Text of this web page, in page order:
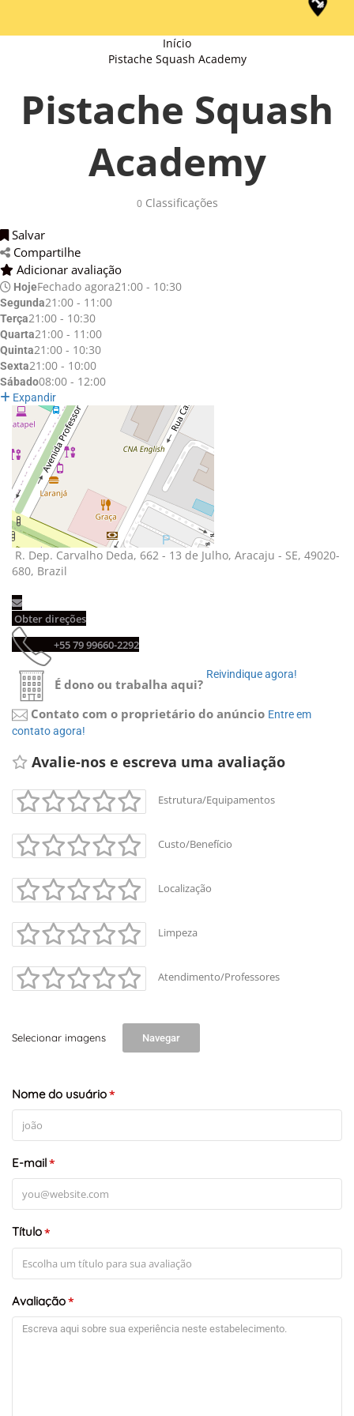
Início
Pistache Squash Academy
Pistache Squash
Academy
0Classificações
Salvar
Compartilhe
Adicionar avaliação
HojeFechado agora21:00 - 10:30
Segunda21:00 - 11:00
Terça21:00 - 10:30
Quarta21:00 - 11:00
Quinta21:00 - 10:30
Sexta21:00 - 10:00
Sábado08:00 - 12:00
Expandir
+-
R. Dep. Carvalho Deda, 662 - 13 de Julho, Aracaju - SE, 49020-
680, Brazil
Obter direções
+55 79 99660-2292
É dono ou trabalha aqui?
Reivindique agora!
Contato com o proprietário do anúncio Entre em
contato agora!
Avalie-nos e escreva uma avaliação
Estrutura/Equipamentos
Custo/Benefício
Localização
Limpeza
Atendimento/Professores
Selecionar imagens Navegar
Nome do usuário*
E-mail*
Título*
Avaliação*